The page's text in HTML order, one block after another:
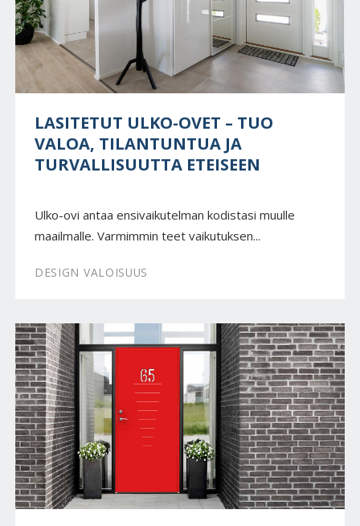
LASITETUT ULKO-OVET – TUO
VALOA, TILANTUNTUA JA
TURVALLISUUTTA ETEISEEN
Ulko-ovi antaa ensivaikutelman kodistasi muulle
maailmalle. Varmimmin teet vaikutuksen...
DESIGN VALOISUUS